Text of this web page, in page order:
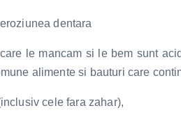
dentara
le mancam si le bem sunt
alimente si bauturi care
cele fara zahar),